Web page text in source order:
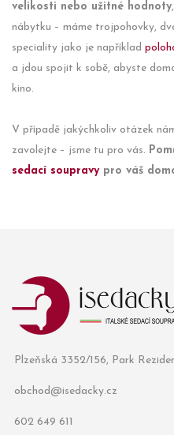
velikosti nebo užitné hodnoty
nábytku – máme trojpohovky,
speciality jako je například
a jdou spojit k sobě, abyste
kino.
V případě jakýchkoliv otázek
zavolejte – jsme tu pro vás.
sedací soupravypro váš
Plzeňská 3352/156, Park
obchod@isedacky.cz
602 649 611